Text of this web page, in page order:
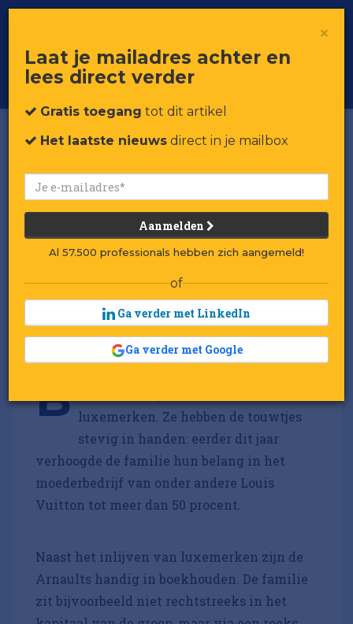
Voor professionals in retail & brands
Toggle
Video: Dit is de
miljardairsfamilie die
vrijwel alle bekende
luxemerken bezit
Gepubliceerd op 6 juli 2026 om 13:16
Laatst gewijzigd: 6 juli 2026 om 14:03
Beeld: Shutterstock
B luxemerken. Ze hebben de touwtjes
stevig in handen: eerder dit jaar
verhoogde de familie hun belang in het
moederbedrijf van onder andere Louis
Vuitton tot meer dan 50 procent.
Naast het inlijven van luxemerken zijn de
Arnaults handig in boekhouden. De familie
zit bijvoorbeeld niet rechtstreeks in het
×
Laat je mailadres achter en
lees direct verder
Gratis toegang tot dit artikel
Het laatste nieuws direct in je mailbox
Aanmelden
Al 57.500 professionals hebben zich aangemeld!
of
Ga verder met LinkedIn
Ga verder met Google